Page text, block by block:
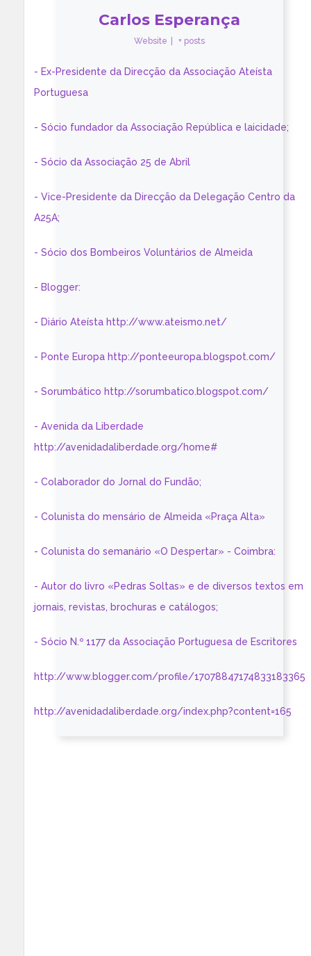
Carlos Esperança
Website + posts
- Ex-Presidente da Direcção da Associação Ateísta
Portuguesa
- Sócio fundador da Associação República e laicidade;
- Sócio da Associação 25 de Abril
- Vice-Presidente da Direcção da Delegação Centro da
A25A;
- Sócio dos Bombeiros Voluntários de Almeida
- Blogger:
- Diário Ateísta http://www.ateismo.net/
- Ponte Europa http://ponteeuropa.blogspot.com/
- Sorumbático http://sorumbatico.blogspot.com/
- Avenida da Liberdade
http://avenidadaliberdade.org/home#
- Colaborador do Jornal do Fundão;
- Colunista do mensário de Almeida «Praça Alta»
- Colunista do semanário «O Despertar» - Coimbra:
- Autor do livro «Pedras Soltas» e de diversos textos em
jornais, revistas, brochuras e catálogos;
- Sócio N.º 1177 da Associação Portuguesa de Escritores
http://www.blogger.com/profile/17078847174833183365
http://avenidadaliberdade.org/index.php?content=165